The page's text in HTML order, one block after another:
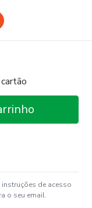
de acesso
o seu email.